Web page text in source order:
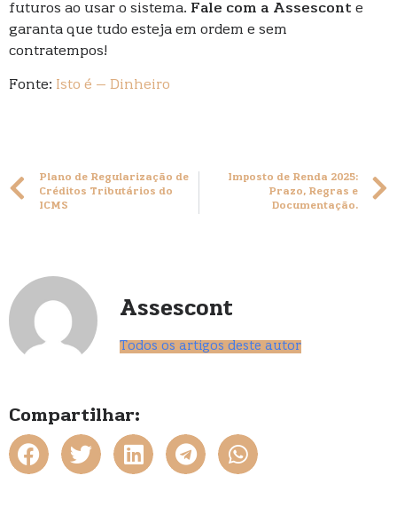
futuros ao usar o sistema. Fale com a Assescont e
garanta que tudo esteja em ordem e sem
contratempos!
Fonte: Isto é – Dinheiro
Plano de Regularização de
Créditos Tributários do
ICMS
Imposto de Renda 2025:
Prazo, Regras e
Documentação.
Assescont
Todos os artigos deste autor
Compartilhar: